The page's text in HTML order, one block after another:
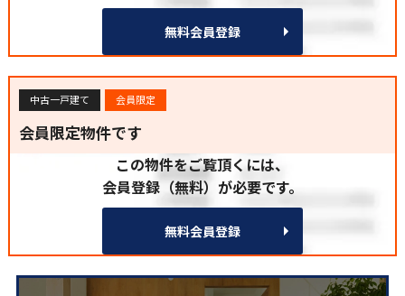
無料会員登録
中古一戸建て 会員限定
会員限定物件です
この物件をご覧頂くには、
会員登録（無料）が必要です。
無料会員登録